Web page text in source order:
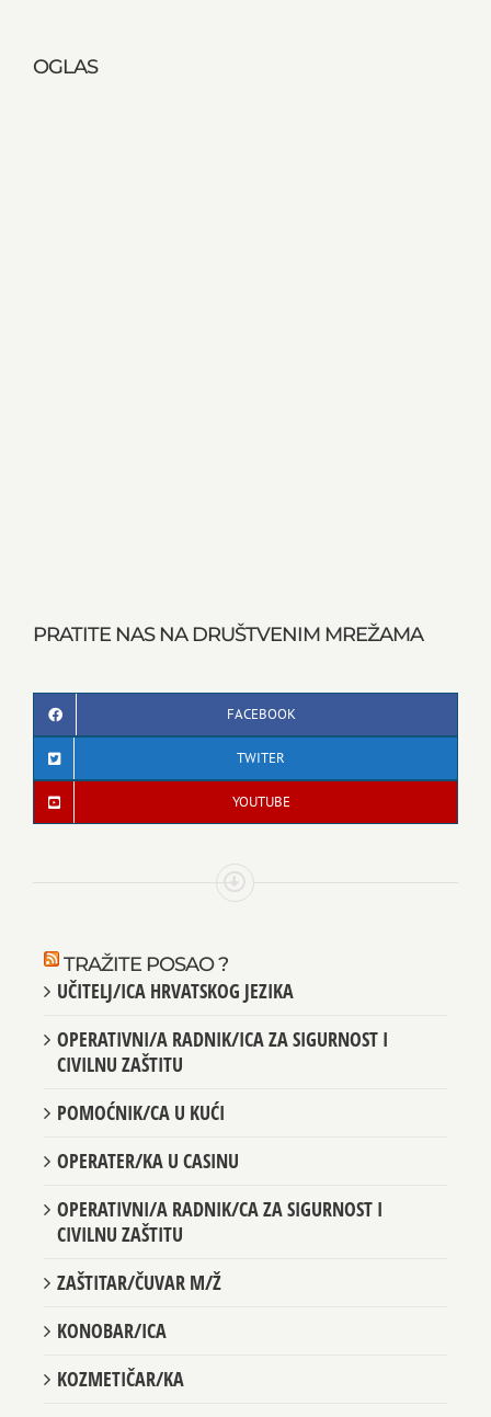
OGLAS
PRATITE NAS NA DRUŠTVENIM MREŽAMA
FACEBOOK
TWITER
YOUTUBE
TRAŽITE POSAO ?
UČITELJ/ICA HRVATSKOG JEZIKA
OPERATIVNI/A RADNIK/ICA ZA SIGURNOST I
CIVILNU ZAŠTITU
POMOĆNIK/CA U KUĆI
OPERATER/KA U CASINU
OPERATIVNI/A RADNIK/CA ZA SIGURNOST I
CIVILNU ZAŠTITU
ZAŠTITAR/ČUVAR M/Ž
KONOBAR/ICA
KOZMETIČAR/KA